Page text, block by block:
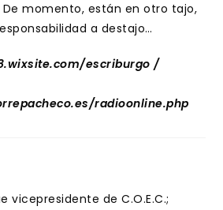
momento, están en otro tajo,
a destajo…
escriburgo /
radioonline.php
vicepresidente de C.O.E.C.;